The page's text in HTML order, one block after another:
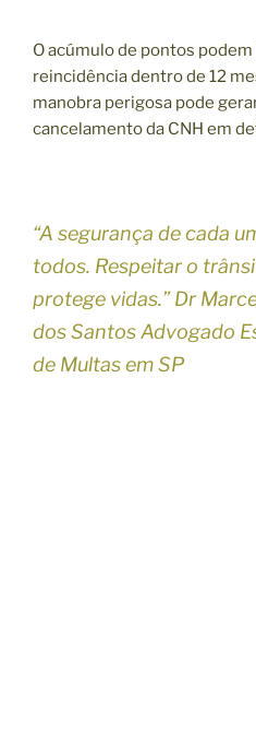
O acúmulo de pontos podem
reincidência dentro de 12
manobra perigosa pode
cancelamento da CNH em
“A segurança de cada
todos. Respeitar o
protege vidas.” Dr
dos Santos Advogado
de Multas em SP